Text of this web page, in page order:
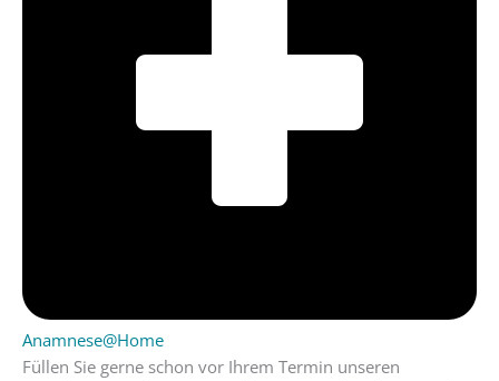
Anamnese@Home
Füllen Sie gerne schon vor Ihrem Termin unseren